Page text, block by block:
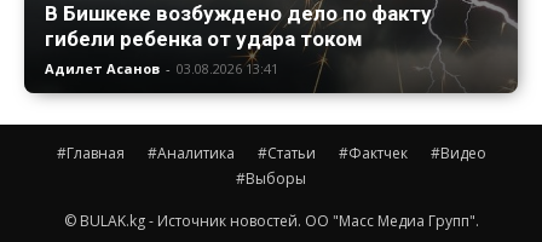
В Бишкеке возбуждено дело по факту
гибели ребенка от удара током
Адилет Асанов - 03.08.2026 13:41
#Главная #Аналитика #Статьи #Фактчек
#Видео
#Выборы
© BULAK.kg - Источник новостей. ОО "Масс Медиа Групп".